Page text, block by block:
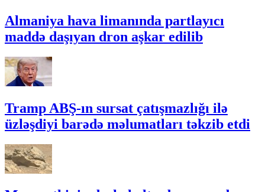
Almaniya hava limanında partlayıcı
maddə daşıyan dron aşkar edilib
Tramp ABŞ-ın sursat çatışmazlığı ilə
üzləşdiyi barədə məlumatları təkzib etdi